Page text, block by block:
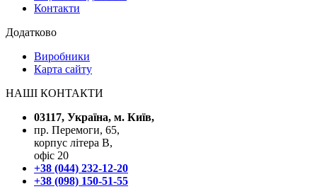
Контакти
Додатково
Виробники
Карта сайту
НАШІ КОНТАКТИ
03117, Україна, м. Київ,
пр. Перемоги, 65,
корпус літера В,
офіс 20
+38 (044) 232-12-20
+38 (098) 150-51-55